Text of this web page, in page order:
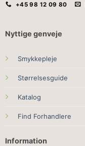
+45 98 12 09 80
Nyttige genveje
Smykkepleje
Størrelsesguide
Katalog
Find Forhandlere
Information